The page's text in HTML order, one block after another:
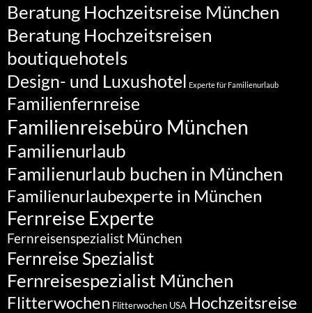
Beratung Hochzeitsreise München
Beratung Hochzeitsreisen
boutiquehotels
Design- und Luxushotel Experte für Familienurlaub
Familienfernreise
Familienreisebüro München
Familienurlaub
Familienurlaub buchen in München
Familienurlaubexperte in München
Fernreise Experte
Fernreisenspezialist München
Fernreise Spezialist
Fernreisespezialist München
Flitterwochen Flitterwochen USA Hochzeitsreise